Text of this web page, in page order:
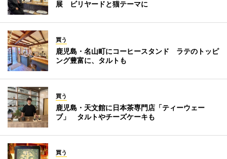
展 ビリヤードと猫テーマに
買う
鹿児島・名山町にコーヒースタンド ラテのトッピ
ング豊富に、タルトも
買う
鹿児島・天文館に日本茶専門店「ティーウェー
ブ」 タルトやチーズケーキも
買う